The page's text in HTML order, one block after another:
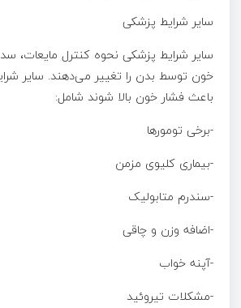
سایر شرایط پزشکی
سایر شرایط پزشکی نحوه کنترل مایعات،
خون توسط بدن را تغییر می‌دهند. سایر
باعث فشار خون بالا شوند شامل:
-برخی تومورها
-بیماری کلیوی مزمن
-سندرم متابولیک
-اضافه وزن و چاقی
-آپنه خواب
-مشکلات تیروئید